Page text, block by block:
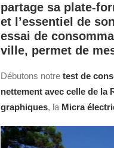
partage sa
et l’essentiel de
essai de
ville, permet de
Débutons notre test de
nettement avec celle de la
graphiques, la Micra